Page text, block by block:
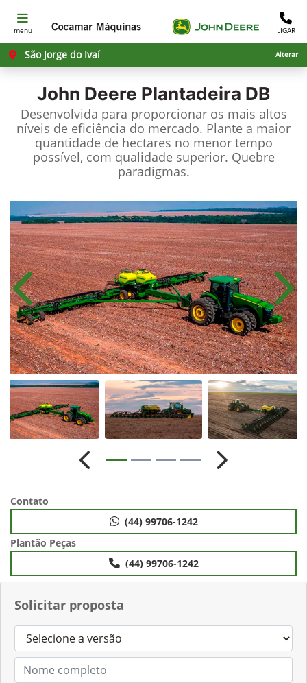
menu LIGAR
São Jorge do Ivaí Alterar
John Deere Plantadeira DB
Desenvolvida para proporcionar os mais altos
níveis de eficiência do mercado. Plante a maior
quantidade de hectares no menor tempo
possível, com qualidade superior. Quebre
paradigmas.
Solicitar proposta
Anterior
Anterior Próximo
Contato
(44) 99706-1242
Plantão Peças
(44) 99706-1242